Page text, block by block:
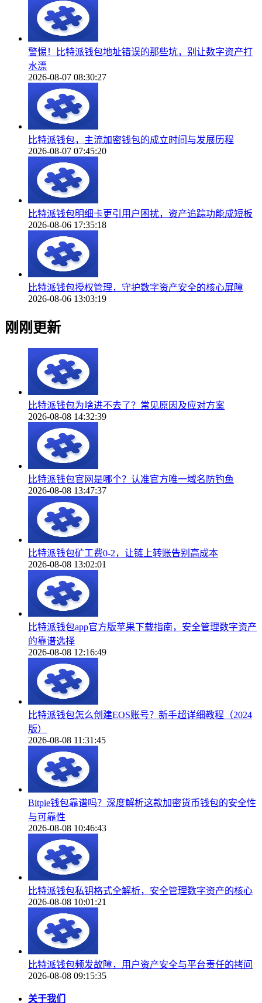
警惕！比特派钱包地址错误的那些坑，别让数字资产打
水漂
2026-08-07 08:30:27
比特派钱包，主流加密钱包的成立时间与发展历程
2026-08-07 07:45:20
比特派钱包明细卡更引用户困扰，资产追踪功能成短板
2026-08-06 17:35:18
比特派钱包授权管理，守护数字资产安全的核心屏障
2026-08-06 13:03:19
刚刚更新
比特派钱包为啥进不去了？常见原因及应对方案
2026-08-08 14:32:39
比特派钱包官网是哪个？认准官方唯一域名防钓鱼
2026-08-08 13:47:37
比特派钱包矿工费0-2，让链上转账告别高成本
2026-08-08 13:02:01
比特派钱包app官方版苹果下载指南，安全管理数字资产
的靠谱选择
2026-08-08 12:16:49
比特派钱包怎么创建EOS账号？新手超详细教程（2024
版）
2026-08-08 11:31:45
Bitpie钱包靠谱吗？深度解析这款加密货币钱包的安全性
与可靠性
2026-08-08 10:46:43
比特派钱包私钥格式全解析，安全管理数字资产的核心
2026-08-08 10:01:21
比特派钱包频发故障，用户资产安全与平台责任的拷问
2026-08-08 09:15:35
关于我们